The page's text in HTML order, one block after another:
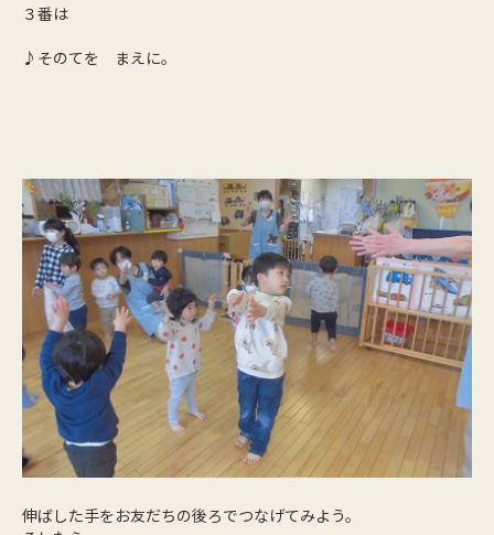
３番は
♪そのてを まえに。
伸ばした手をお友だちの後ろでつなげてみよう。